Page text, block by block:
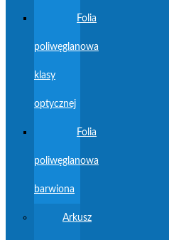
Folia
poliwęglanowa
klasy
optycznej
Folia
poliwęglanowa
barwiona
Arkusz